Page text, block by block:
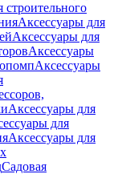
строительного
Аксессуары для
Аксессуары для
Аксессуары
Аксессуары
Аксессуары для
для
Аксессуары для
Садовая